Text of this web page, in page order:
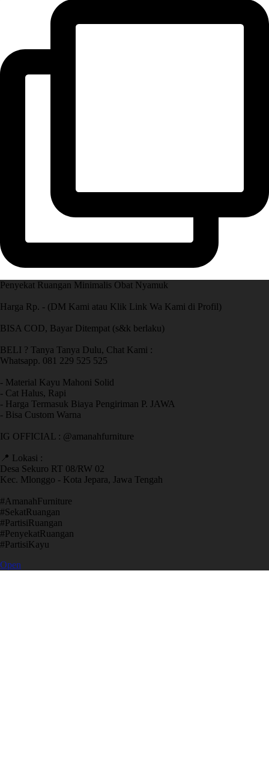
Penyekat Ruangan Minimalis Obat Nyamuk
Harga Rp. - (DM Kami atau Klik Link Wa Kami di Profil)
BISA COD, Bayar Ditempat (s&k berlaku)
BELI ? Tanya Tanya Dulu, Chat Kami :
Whatsapp. 081 229 525 525
- Material Kayu Mahoni Solid
- Cat Halus, Rapi
- Harga Termasuk Biaya Pengiriman P. JAWA
- Bisa Custom Warna
IG OFFICIAL : @amanahfurniture
📍 Lokasi :
Desa Sekuro RT 08/RW 02
Kec. Mlonggo - Kota Jepara, Jawa Tengah
​#AmanahFurniture
​#SekatRuangan
​#PartisiRuangan
​#PenyekatRuangan
​#PartisiKayu
Open